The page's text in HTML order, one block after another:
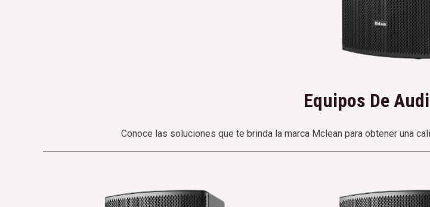
Equipos De
Conoce las soluciones que te brinda la marca Mclean para obtener una